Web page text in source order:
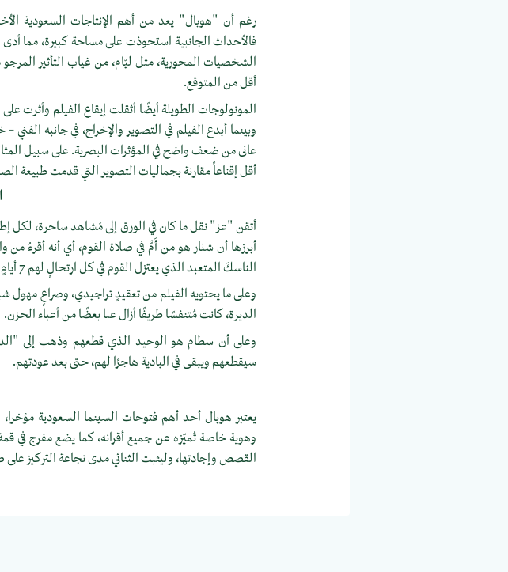
رغم أن "هوبال" يعد من أهم الإنتاجات السعودية
فالأحداث الجانبية استحوذت على مساحة كبيرة، مما
الشخصيات المحورية، مثل ليّام، من غياب التأثير
أقل من المتوقع.
المونولوجات الطويلة أيضًا أثقلت إيقاع الفيلم وأثرت
وبينما أبدع الفيلم في التصوير والإخراج، في جانبه
عانى من ضعف واضح في المؤثرات البصرية. على سبيل
أقل إقناعاً مقارنة بجماليات التصوير التي قدمت طبيعة
أتقن "عز" نقل ما كان في الورق إلى مَشاهد ساحرة، لكل
أبرزها أن شنار هو من أَمَّ في صلاة القوم، أي أنه أقرءُ
الناسكَ المتعبد الذي يعتزل القوم في كل ارتحالٍ لهم 7 أيامٍ وترا.
وعلى ما يحتويه الفيلم من تعقيدٍ تراجيدي، وصراعٍ مهول
الديرة، كانت مُتنفسًا طريفًا أزال عنا بعضًا من أعباء الحزن.
وعلى أن سطام هو الوحيد الذي قطعهم وذهب إلى
سيقطعهم ويبقى في البادية هاجرًا لهم، حتى بعد عودتهم.
يعتبر هوبال أحد أهم فتوحات السينما السعودية
وهوية خاصة تُميّزه عن جميع أقرانه، كما يضع مفرج في
القصص وإجادتها، وليثبت الثنائي مدى نجاعة التركيز